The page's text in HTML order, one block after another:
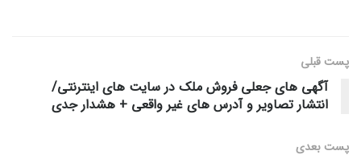
پست قبلی
آگهی های جعلی فروش ملک در سایت های اینترنتی/
انتشار تصاویر و آدرس های غیر واقعی + هشدار جدی
پست‌ بعدی